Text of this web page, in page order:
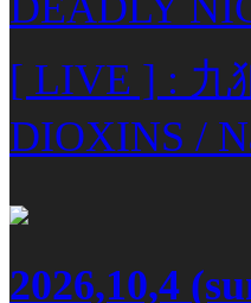
[ LIVE ] : 九
DIOXINS /
2026,10,4